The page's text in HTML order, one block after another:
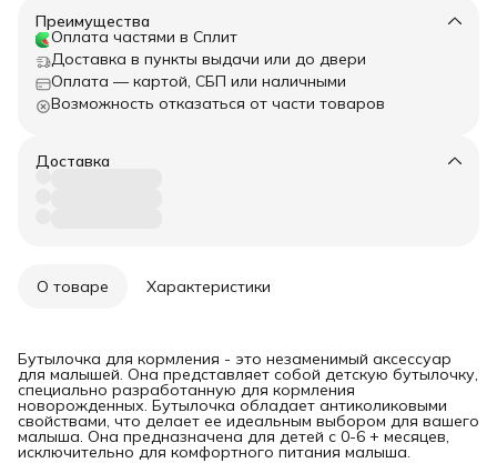
Преимущества
Оплата частями в Сплит
Доставка в пункты выдачи или до двери
Оплата — картой, СБП или наличными
Возможность отказаться от части товаров
Доставка
О товаре Характеристики
Бутылочка для кормления - это незаменимый аксессуар
для малышей. Она представляет собой детскую бутылочку,
специально разработанную для кормления
новорожденных. Бутылочка обладает антиколиковыми
свойствами, что делает ее идеальным выбором для вашего
малыша. Она предназначена для детей с 0-6 + месяцев,
исключительно для комфортного питания малыша.